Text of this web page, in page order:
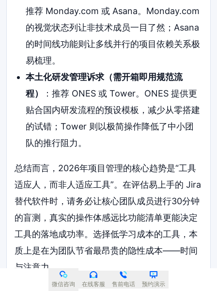
推荐 Monday.com 或 Asana。Monday.com
的视觉状态列让非技术成员一目了然；Asana
的时间线功能则让多线并行的项目依赖关系极
易梳理。
本土化研发管理诉求（需开箱即用规范流
程）
：推荐 ONES 或 Tower。ONES 提供更
贴合国内研发流程的预设模板，减少从零搭建
的试错；Tower 则以极简操作降低了中小团
队的推行阻力。
总结而言，2026年项目管理的核心趋势是“工具
适应人，而非人适应工具”。在评估易上手的 Jira
替代软件时，请务必让核心团队成员进行30分钟
的盲测，真实的操作体感远比功能清单更能决定
工具的落地成功率。选择低学习成本的工具，本
质上是在为团队节省最昂贵的隐性成本——时间
与注意力。
微信咨询 在线客服 售前电话 预约演示